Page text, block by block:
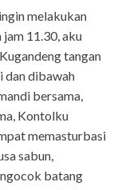
melakukan
11.30, aku
tangan
dan dibawah
bersama,
Kontolku
memasturbasi
sabun,
batang